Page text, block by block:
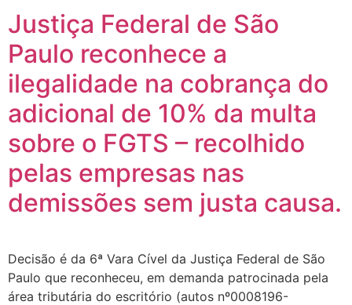
Justiça Federal de São
Paulo reconhece a
ilegalidade na cobrança do
adicional de 10% da multa
sobre o FGTS – recolhido
pelas empresas nas
demissões sem justa causa.
Decisão é da 6ª Vara Cível da Justiça Federal de São
Paulo que reconheceu, em demanda patrocinada pela
área tributária do escritório (autos nº0008196-